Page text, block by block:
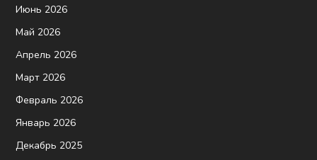
Июнь 2026
Май 2026
Апрель 2026
Март 2026
Февраль 2026
Январь 2026
Декабрь 2025